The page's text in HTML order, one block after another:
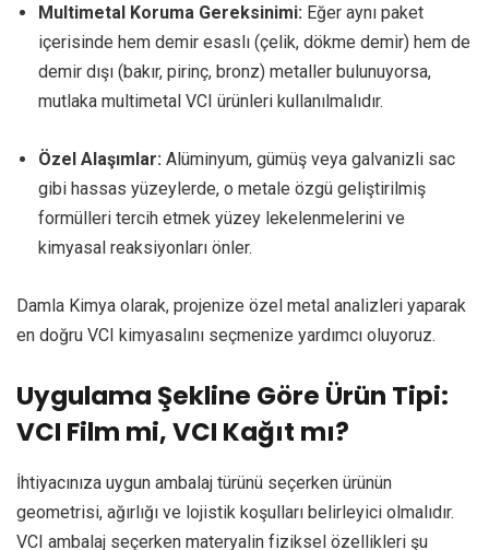
Multimetal Koruma Gereksinimi: Eğer aynı paket
içerisinde hem demir esaslı (çelik, dökme demir) hem de
demir dışı (bakır, pirinç, bronz) metaller bulunuyorsa,
mutlaka multimetal VCI ürünleri kullanılmalıdır.
Özel Alaşımlar: Alüminyum, gümüş veya galvanizli sac
gibi hassas yüzeylerde, o metale özgü geliştirilmiş
formülleri tercih etmek yüzey lekelenmelerini ve
kimyasal reaksiyonları önler.
Damla Kimya olarak, projenize özel metal analizleri yaparak
en doğru VCI kimyasalını seçmenize yardımcı oluyoruz.
Uygulama Şekline Göre Ürün Tipi:
VCI Film mi, VCI Kağıt mı?
İhtiyacınıza uygun ambalaj türünü seçerken ürünün
geometrisi, ağırlığı ve lojistik koşulları belirleyici olmalıdır.
VCI ambalaj seçerken materyalin fiziksel özellikleri şu